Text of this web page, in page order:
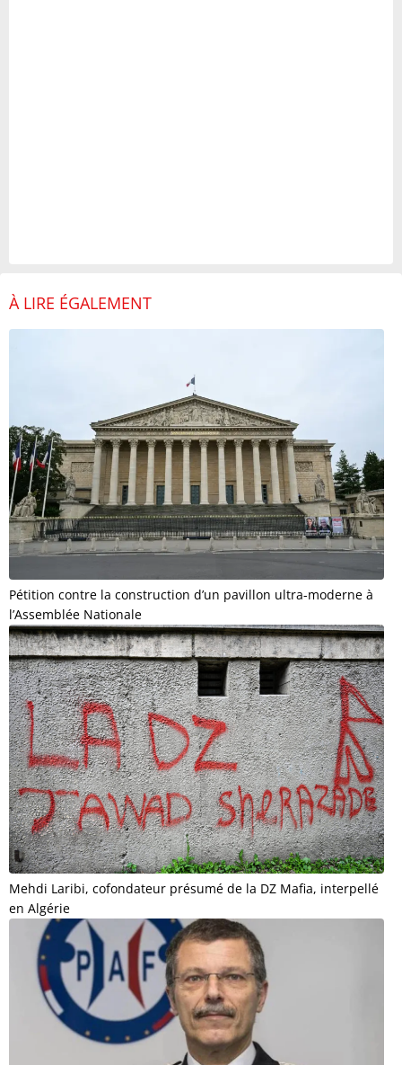
À LIRE ÉGALEMENT
Pétition contre la construction d’un pavillon ultra-moderne à
l’Assemblée Nationale
Mehdi Laribi, cofondateur présumé de la DZ Mafia, interpellé
en Algérie